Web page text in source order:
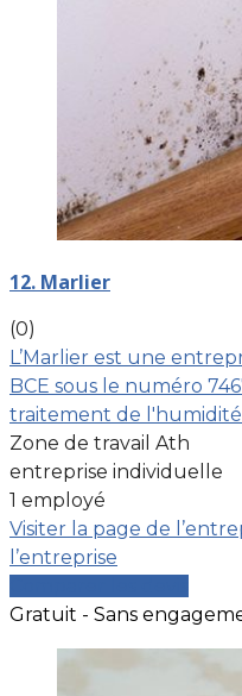
12. Marlier
(0)
L’Marlier est une
BCE sous le numéro
traitement de
Zone de travail Ath
entreprise individuelle
1 employé
Visiter la page de
l’entreprise
Gratuit - Sans